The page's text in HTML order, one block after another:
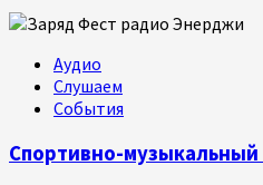
Аудио
Слушаем
События
Спортивно-